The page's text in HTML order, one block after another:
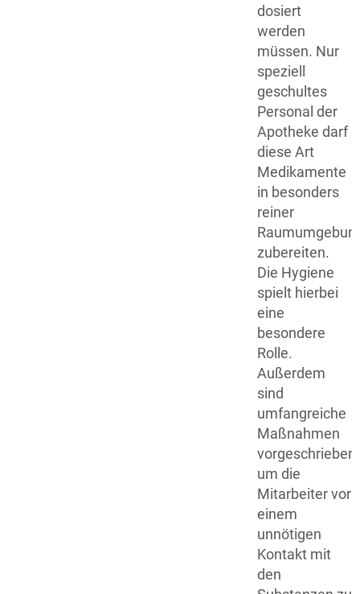
dosiert
werden
müssen. Nur
speziell
geschultes
Personal der
Apotheke darf
diese Art
Medikamente
in besonders
reiner
zubereiten.
Die Hygiene
spielt hierbei
eine
besondere
Rolle.
Außerdem
sind
umfangreiche
Maßnahmen
vorgeschrieben,
um die
Mitarbeiter vor
einem
unnötigen
Kontakt mit
den